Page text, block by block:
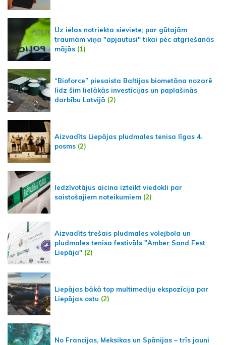
Uz ielas notriekta sieviete; par gūtajām
traumām viņa "apjautusi" tikai pēc atgriešanās
mājās (1)
“Bioforce” piesaista Baltijas biometāna nozarē
līdz šim lielākās investīcijas un paplašinās
darbību Latvijā (2)
Aizvadīts Liepājas pludmales tenisa līgas 4.
posms (2)
Iedzīvotājus aicina izteikt viedokli par
saistošajiem noteikumiem (2)
Aizvadīts trešais pludmales volejbola un
pludmales tenisa festivāls "Amber Sand Fest
Liepāja" (2)
Liepājas bākā top multimediju ekspozīcija par
Liepājas ostu (2)
No Francijas, Meksikas un Spānijas – trīs jauni